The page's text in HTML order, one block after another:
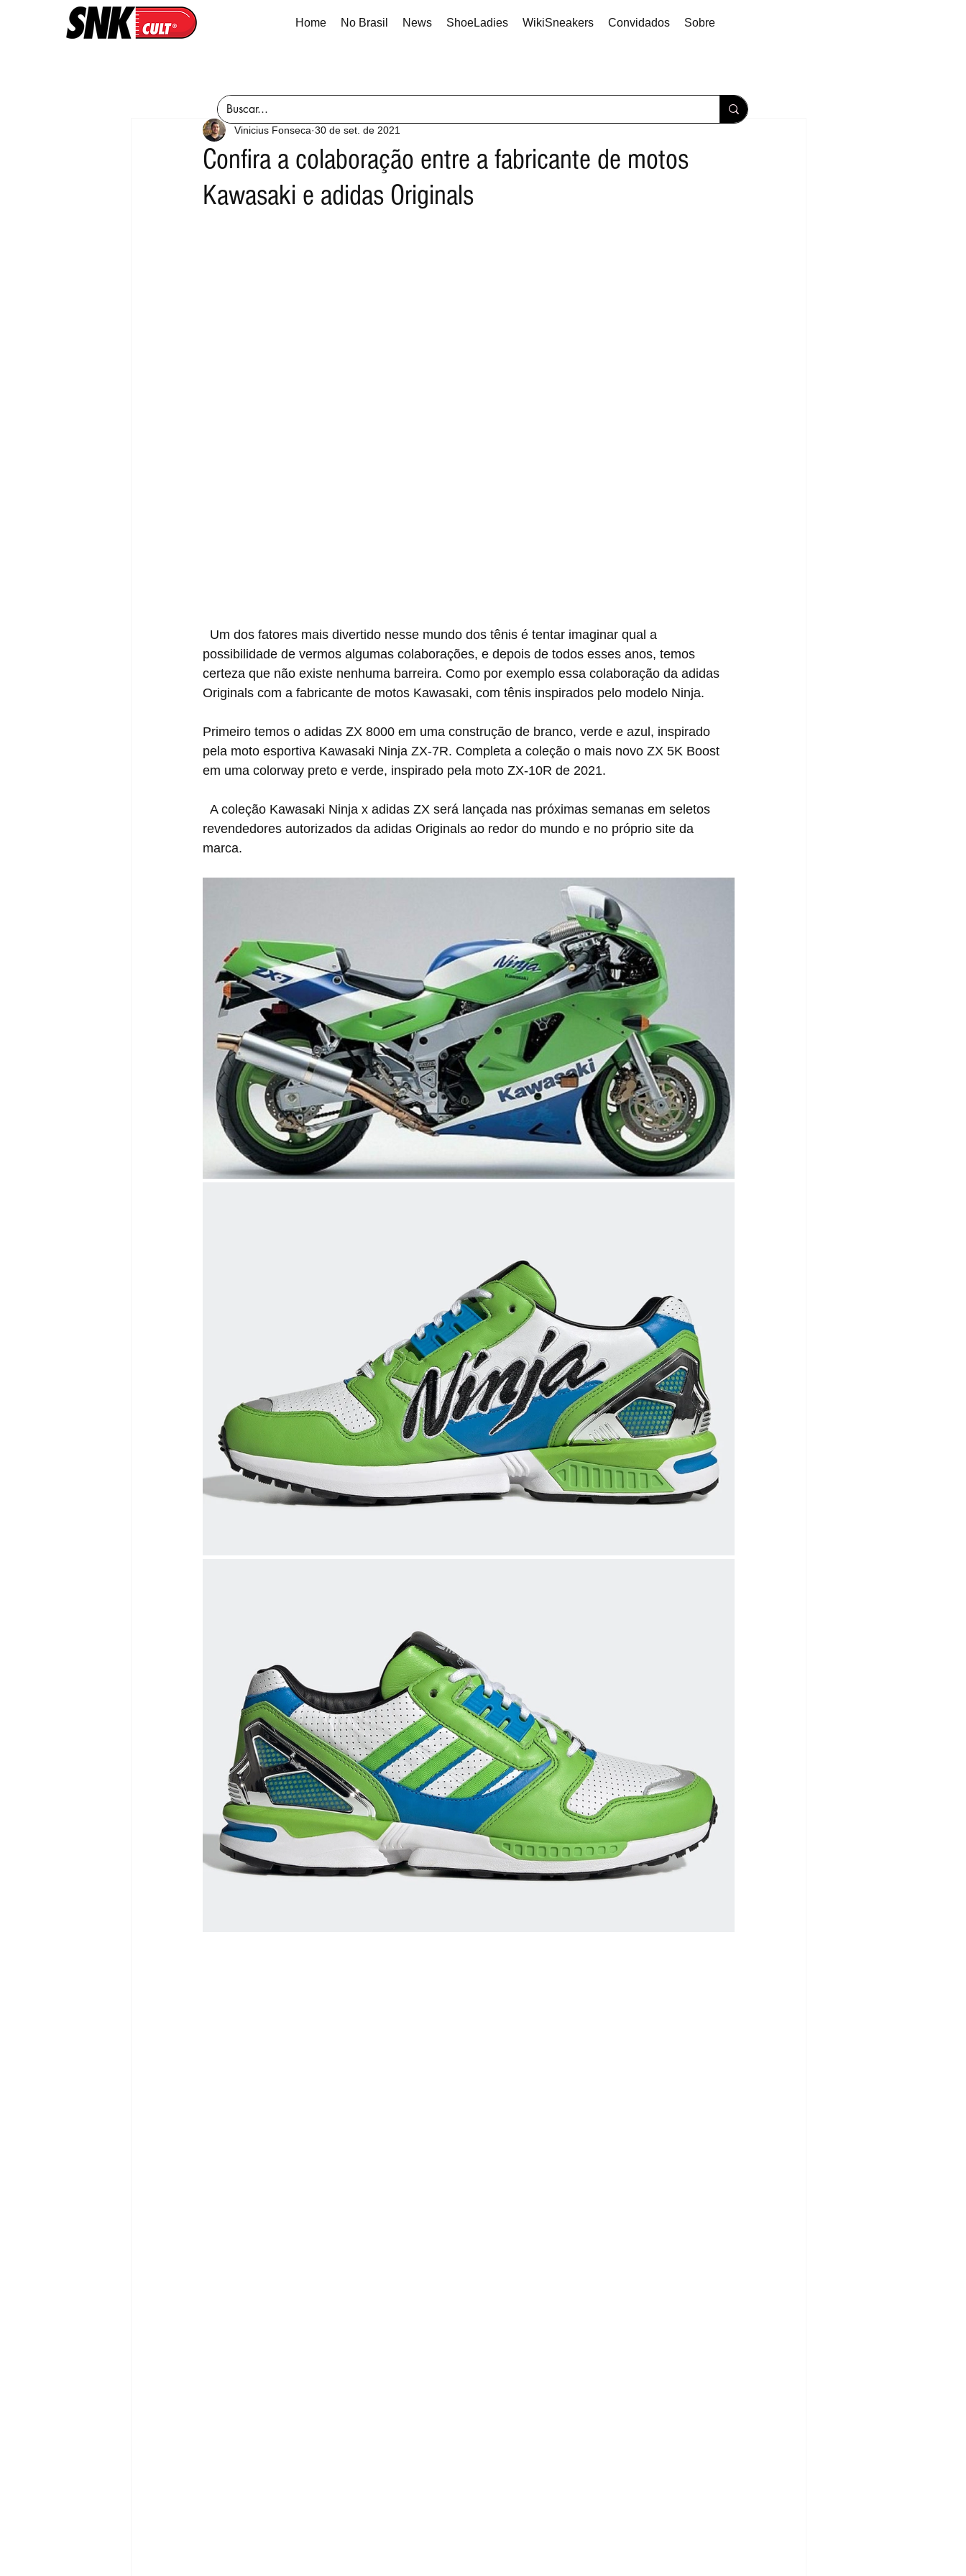
Home No Brasil News ShoeLadies WikiSneakers Convidados Sobre
Confira a colaboração entre a fabricante de motos
Kawasaki e adidas Originals
Vinicius Fonseca 30 de set. de 2021
possibilidade de vermos algumas colaborações, e depois de todos esses anos, temos
certeza que não existe nenhuma barreira. Como por exemplo essa colaboração da adidas
Originals com a fabricante de motos Kawasaki, com tênis inspirados pelo modelo Ninja.
Primeiro temos o adidas ZX 8000 em uma construção de branco, verde e azul, inspirado
pela moto esportiva Kawasaki Ninja ZX-7R. Completa a coleção o mais novo ZX 5K Boost
em uma colorway preto e verde, inspirado pela moto ZX-10R de 2021.
revendedores autorizados da adidas Originals ao redor do mundo e no próprio site da
marca.